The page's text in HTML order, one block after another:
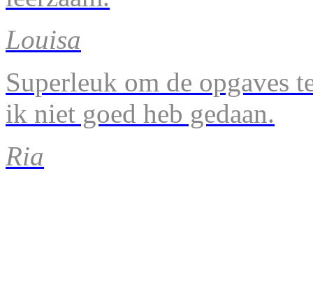
Louisa
Superleuk om de opgaves
ik niet goed heb gedaan.
Ria